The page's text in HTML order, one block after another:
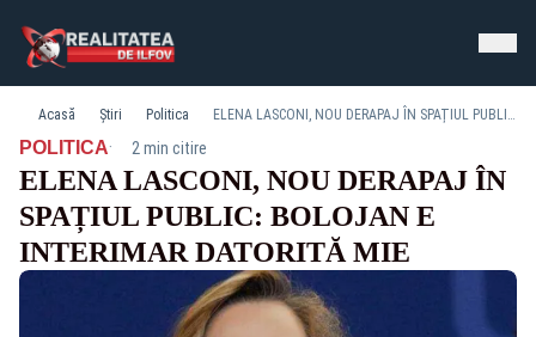
Acasă Știri Politica ELENA LASCONI, NOU DERAPAJ ÎN SPAȚIUL PUBLIC: BOLOJAN E INTERIMAR DATORITĂ MIE
POLITICA· 2 min citire
ELENA LASCONI, NOU DERAPAJ ÎN
SPAȚIUL PUBLIC: BOLOJAN E
INTERIMAR DATORITĂ MIE